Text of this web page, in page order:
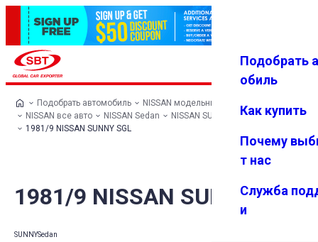
Избранн
Меню
Подобрать
обиль
Как купить
Почему
т нас
Служба
и
Подобрать автомобиль
NISSAN модельный ряд
NISSAN все авто
NISSAN Sedan
NISSAN SUNNY
1981/9 NISSAN SUNNY SGL
1981/9 NISSAN SUNNY SGL
SUNNYSedan